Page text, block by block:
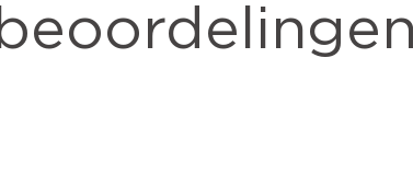
beoordelingen